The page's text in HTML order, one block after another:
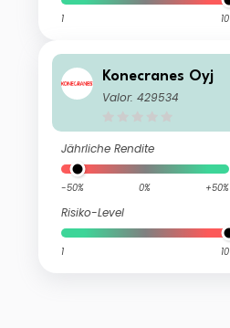
1 10
Konecranes Oyj
Valor: 429534
Jährliche Rendite
-50% 0% +50%
Risiko-Level
1 10